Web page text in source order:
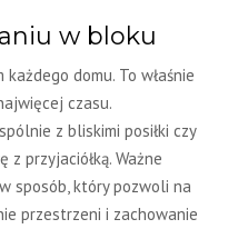
w bloku
domu. To właśnie
czasu.
z bliskimi posiłki czy
z przyjaciółką. Ważne
sposób, który pozwoli na
przestrzeni i zachowanie